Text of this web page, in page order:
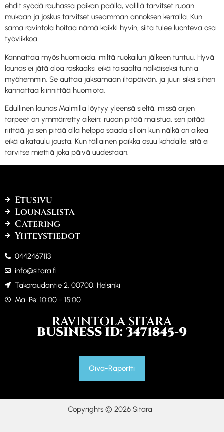
ehdit syödä rauhassa paikan päällä, välillä tarvitset ruoan
mukaan ja joskus tarvitset useamman annoksen kerralla. Kun
sama ravintola hoitaa nämä kaikki hyvin, siitä tulee luonteva osa
työviikkoa.
Kannattaa myös huomioida, miltä ruokailun jälkeen tuntuu. Hyvä
lounas ei jätä oloa raskaaksi eikä toisaalta nälkäiseksi tuntia
myöhemmin. Se auttaa jaksamaan iltapäivän, ja juuri siksi siihen
kannattaa kiinnittää huomiota.
Edullinen lounas Malmilla löytyy yleensä sieltä, missä arjen
tarpeet on ymmärretty oikein: ruoan pitää maistua, sen pitää
riittää, ja sen pitää olla helppo saada silloin kun nälkä on oikea
eikä aikataulu jousta. Kun tällainen paikka osuu kohdalle, sitä ei
tarvitse miettiä joka päivä uudestaan.
RAVINTOLA SITARA
BUSINESS ID: 3471845-9
Oiva-Raportti
0442467113
info@sitara.fi
Takoraudantie 2, 00700, Helsinki
Ma-Pe: 10:00 - 15:00
Etusivu
Lounaslista
Catering
Yhteystiedot
Copyrights © 2026 Sitara